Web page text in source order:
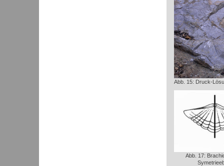
Abb. 15: Druck-
Abb. 17: